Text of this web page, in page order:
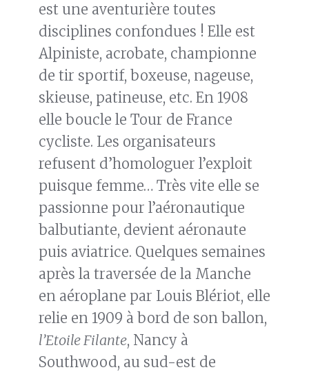
est une aventurière toutes
disciplines confondues ! Elle est
Alpiniste, acrobate, championne
de tir sportif, boxeuse, nageuse,
skieuse, patineuse, etc. En 1908
elle boucle le Tour de France
cycliste. Les organisateurs
refusent d’homologuer l’exploit
puisque femme… Très vite elle se
passionne pour l’aéronautique
balbutiante, devient aéronaute
puis aviatrice. Quelques semaines
après la traversée de la Manche
en aéroplane par Louis Blériot, elle
relie en 1909 à bord de son ballon,
l’Etoile Filante, Nancy à
Southwood, au sud-est de